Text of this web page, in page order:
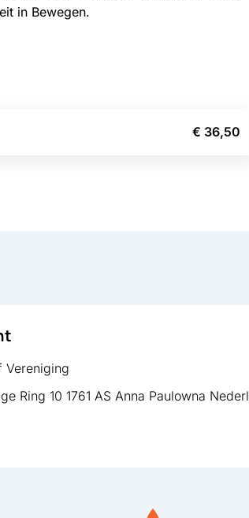
in Bewegen.
€ 36,50
Vereniging
Ring 10 1761 AS Anna Paulowna